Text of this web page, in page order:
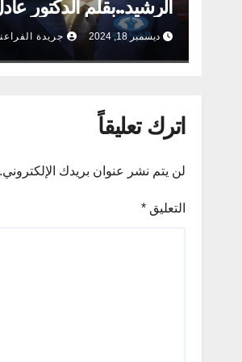
الرشيد..بقلم الدكتور
عامر
ديسمبر 18, 2024 جريدة
اترك تعليقاً
لن يتم نشر عنوان بريدك الإلكتروني.
التعليق *